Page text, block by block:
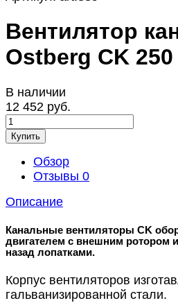
Вентилятор
Ostberg CK 250
В наличии
12 452 руб.
Купить
Обзор
Отзывы 0
Описание
Канальные вентиляторы CK
двигателем с внешним ротором
назад лопатками.
Корпус вентиляторов
гальванизированной стали.